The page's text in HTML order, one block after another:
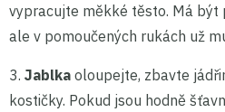
vypracujte měkké těsto. Má být
ale v pomoučených rukách už
3. Jablka oloupejte, zbavte
kostičky. Pokud jsou hodně